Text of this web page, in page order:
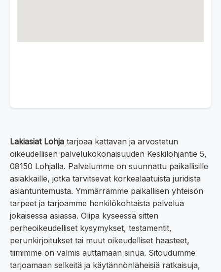
Lakiasiat Lohja tarjoaa kattavan ja arvostetun
oikeudellisen palvelukokonaisuuden Keskilohjantie 5,
08150 Lohjalla. Palvelumme on suunnattu paikallisille
asiakkaille, jotka tarvitsevat korkealaatuista juridista
asiantuntemusta. Ymmärrämme paikallisen yhteisön
tarpeet ja tarjoamme henkilökohtaista palvelua
jokaisessa asiassa. Olipa kyseessä sitten
perheoikeudelliset kysymykset, testamentit,
perunkirjoitukset tai muut oikeudelliset haasteet,
tiimimme on valmis auttamaan sinua. Sitoudumme
tarjoamaan selkeitä ja käytännönläheisiä ratkaisuja,